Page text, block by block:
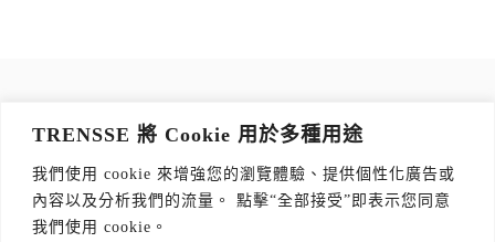
TRENSSE 將 Cookie 用於多種用途
我們使用 cookie 來增強您的瀏覽體驗、提供個性化廣告或
內容以及分析我們的流量。 點擊“全部接受”即表示您同意
我們使用 cookie。
讀出你的品味，每週獲取質感生活 Tips！
訂閱傳思電子報*